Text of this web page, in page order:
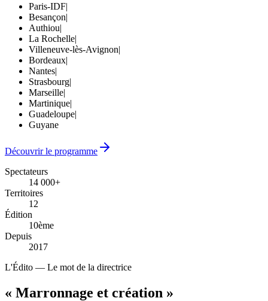
Paris-IDF|
Besançon|
Authiou|
La Rochelle|
Villeneuve-lès-Avignon|
Bordeaux|
Nantes|
Strasbourg|
Marseille|
Martinique|
Guadeloupe|
Guyane
Découvrir le programme
Spectateurs
14 000+
14 000+
Territoires
12
12
Édition
10ème
10ème
Depuis
2017
2017
L'Édito — Le mot de la directrice
« Marronnage et création »